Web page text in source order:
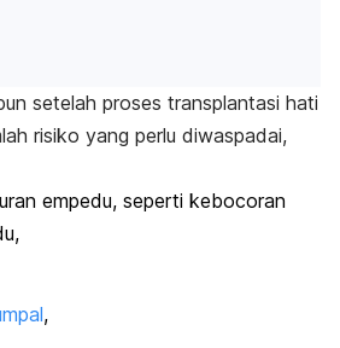
setelah proses transplantasi hati
risiko yang perlu diwaspadai,
empedu, seperti kebocoran
,